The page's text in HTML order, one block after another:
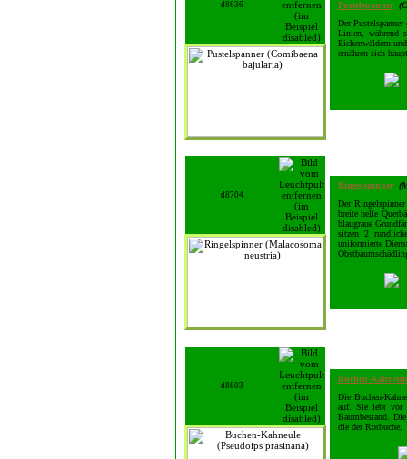
d8636 Pustelspanner
Der
Linien, während
Eichenwäldern
ernähren sich
d8704
Ringelspinner
Der
breite helle
blaugraue
sitzen 2
uniformierte
d8603
Buchen-
Die Buchen-
auf. Sie lebt vor
Baumbestand.
die der Rotbuche.